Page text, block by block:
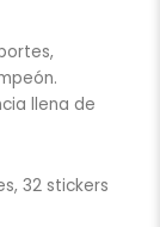
llena de
32 stickers